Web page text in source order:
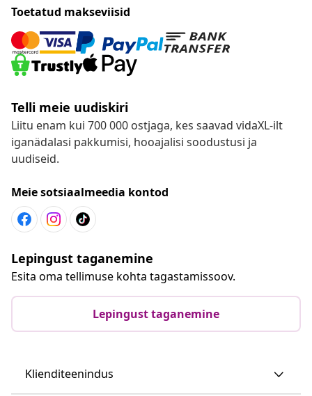
Toetatud makseviisid
Telli meie uudiskiri
Liitu enam kui 700 000 ostjaga, kes saavad vidaXL-ilt
iganädalasi pakkumisi, hooajalisi soodustusi ja
uudiseid.
Meie sotsiaalmeedia kontod
Lepingust taganemine
Esita oma tellimuse kohta tagastamissoov.
Lepingust taganemine
Klienditeenindus